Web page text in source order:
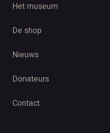
Het museum
De shop
Nieuws
Donateurs
Contact